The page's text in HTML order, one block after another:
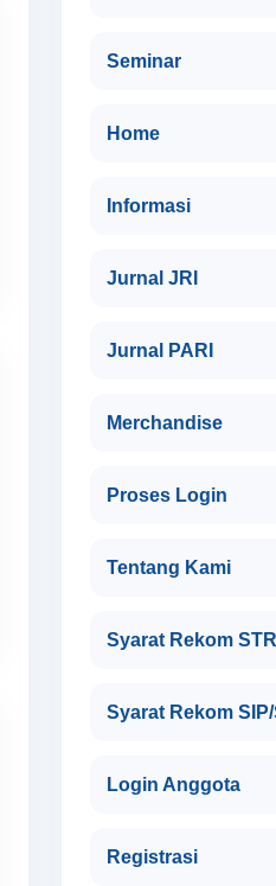
Seminar
Home
Informasi
Jurnal JRI
Jurnal PARI
Merchandise
Proses Login
Tentang Kami
Syarat Rekom
Syarat Rekom
Login Anggota
Registrasi